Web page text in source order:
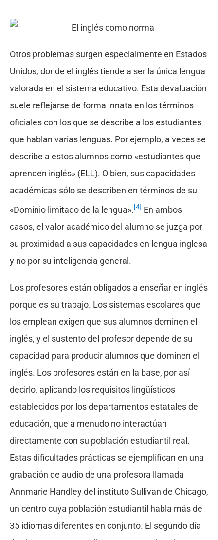
Otros problemas surgen especialmente en Estados
Unidos, donde el inglés tiende a ser la única lengua
valorada en el sistema educativo. Esta devaluación
suele reflejarse de forma innata en los términos
oficiales con los que se describe a los estudiantes
que hablan varias lenguas. Por ejemplo, a veces se
describe a estos alumnos como «estudiantes que
aprenden inglés» (ELL). O bien, sus capacidades
académicas sólo se describen en términos de su
«Dominio limitado de la lengua».[4] En ambos
casos, el valor académico del alumno se juzga por
su proximidad a sus capacidades en lengua inglesa
y no por su inteligencia general.
Los profesores están obligados a enseñar en inglés
porque es su trabajo. Los sistemas escolares que
los emplean exigen que sus alumnos dominen el
inglés, y el sustento del profesor depende de su
capacidad para producir alumnos que dominen el
inglés. Los profesores están en la base, por así
decirlo, aplicando los requisitos lingüísticos
establecidos por los departamentos estatales de
educación, que a menudo no interactúan
directamente con su población estudiantil real.
Estas dificultades prácticas se ejemplifican en una
grabación de audio de una profesora llamada
Annmarie Handley del instituto Sullivan de Chicago,
un centro cuya población estudiantil habla más de
35 idiomas diferentes en conjunto. El segundo día